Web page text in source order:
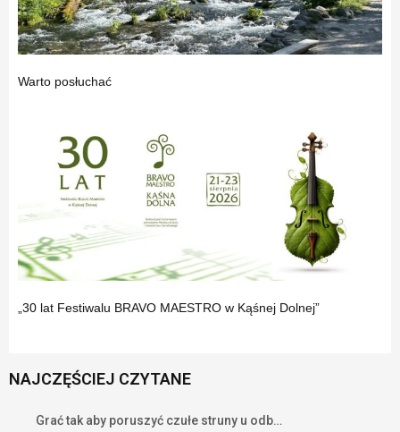
Warto posłuchać
„30 lat Festiwalu BRAVO MAESTRO w Kąśnej Dolnej”
NAJCZĘŚCIEJ CZYTANE
Grać tak aby poruszyć czułe struny u odb…